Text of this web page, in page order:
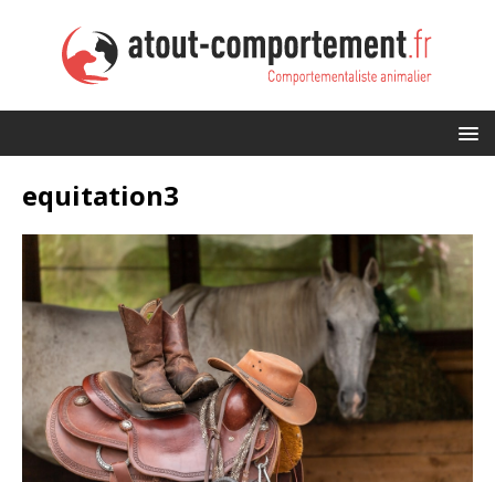
equitation3